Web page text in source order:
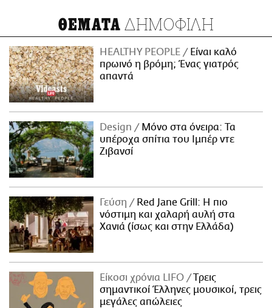
ΘΕΜΑΤΑ ΔΗΜΟΦΙΛΗ
HEALTHY PEOPLE
Είναι καλό
πρωινό η βρόμη; Ένας γιατρός
απαντά
Design
Μόνο στα όνειρα: Τα
υπέροχα σπίτια του Ιμπέρ ντε
Ζιβανσί
Γεύση
Red Jane Grill: Η πιο
νόστιμη και χαλαρή αυλή στα
Χανιά (ίσως και στην Ελλάδα)
Είκοσι χρόνια LIFO
Tρεις
σημαντικοί Έλληνες μουσικοί, τρεις
μεγάλες απώλειες